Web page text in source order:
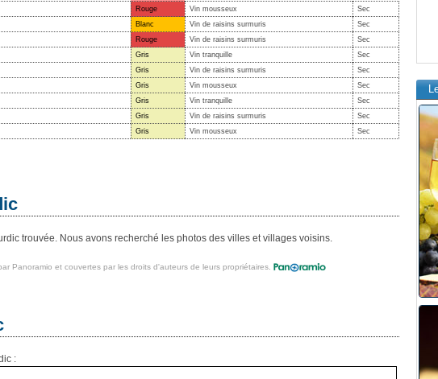
Rouge Vin mousseux
Sec
Blanc Vin de raisins surmuris
Sec
Rouge Vin de raisins surmuris
Sec
Gris Vin tranquille
Sec
Gris Vin de raisins surmuris
Sec
Gris Vin mousseux
Sec
Gris Vin tranquille
Sec
Gris Vin de raisins surmuris
Sec
Gris Vin mousseux Sec
trouvée. Nous avons recherché les photos des villes et villages voisins.
Panoramio et couvertes par les droits d'auteurs de leurs propriétaires.
: